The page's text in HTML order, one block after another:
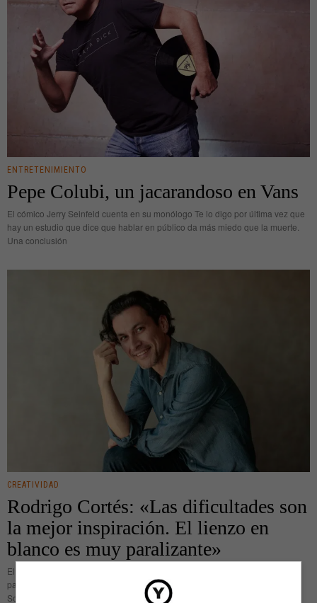
ENTRETENIMIENTO
Pepe Colubi, un jacarandoso en Vans
El cómico Jerry Seinfeld cuenta en su monólogo Te lo digo por última vez que
hay un estudio que dice que hablar en público da más miedo que la muerte.
Una conclusión
CREATIVIDAD
Rodrigo Cortés: «Las dificultades son
la mejor inspiración. El lienzo en
blanco es muy paralizante»
El setenta por ciento del cuerpo de Rodrigo Cortés está compuesto de
palabras, sátira e ironía. Humor, básicamente. El resto debe ser agua y café.
Sobre la ironía recomienda que si se